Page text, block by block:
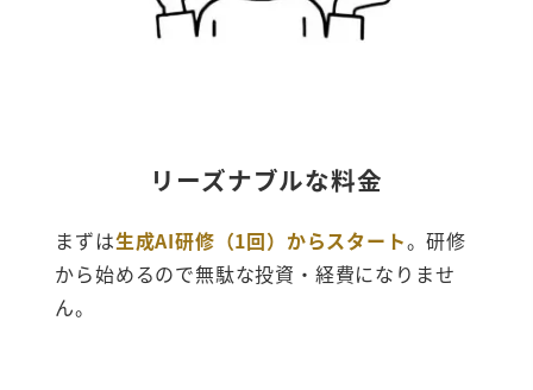
リーズナブルな料金
まずは生成AI研修（1回）からスタート。研修
から始めるので無駄な投資・経費になりませ
ん。